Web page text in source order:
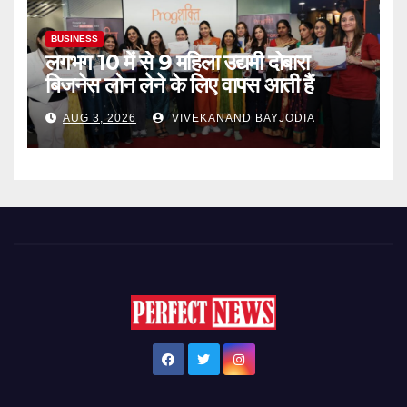
BUSINESS
लगभग 10 में से 9 महिला उद्यमी दोबारा
बिजनेस लोन लेने के लिए वापस आती हैं
AUG 3, 2026 VIVEKANAND BAYJODIA